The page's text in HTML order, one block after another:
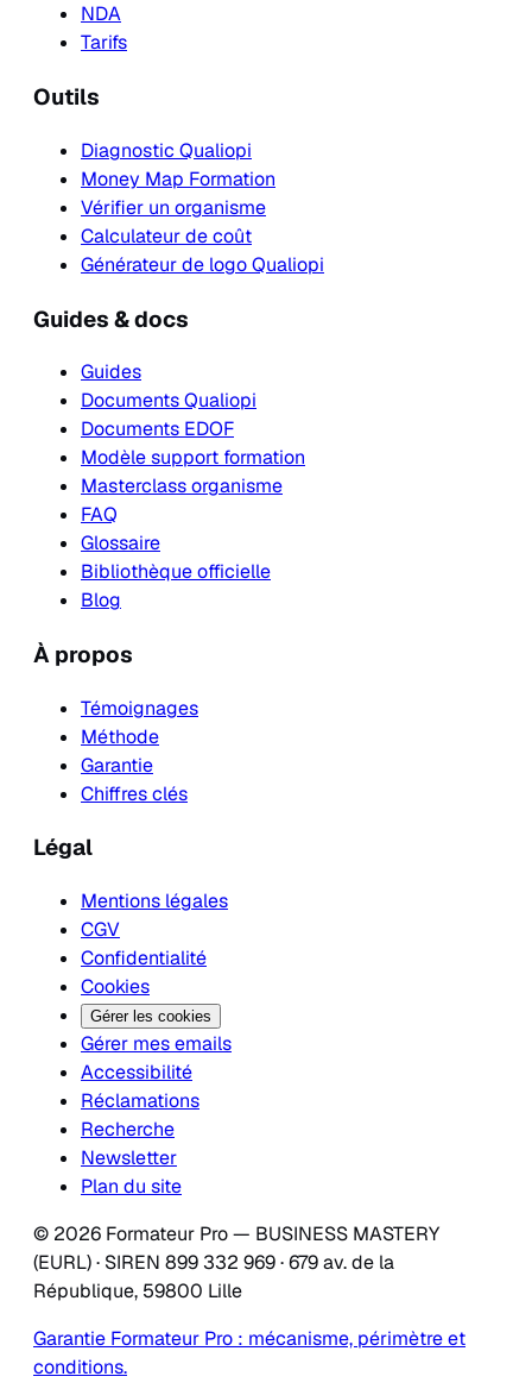
NDA
Tarifs
Outils
Diagnostic Qualiopi
Money Map Formation
Vérifier un organisme
Calculateur de coût
Générateur de logo Qualiopi
Guides & docs
Guides
Documents Qualiopi
Documents EDOF
Modèle support formation
Masterclass organisme
FAQ
Glossaire
Bibliothèque officielle
Blog
À propos
Témoignages
Méthode
Garantie
Chiffres clés
Légal
Mentions légales
CGV
Confidentialité
Cookies
Gérer les cookies
Gérer mes emails
Accessibilité
Réclamations
Recherche
Newsletter
Plan du site
© 2026 Formateur Pro — BUSINESS MASTERY
(EURL) · SIREN 899 332 969 · 679 av. de la
République, 59800 Lille
Garantie Formateur Pro : mécanisme, périmètre et
conditions.